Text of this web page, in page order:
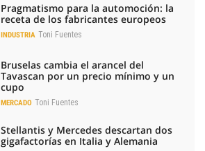
Pragmatismo para la automoción: la
receta de los fabricantes europeos
INDUSTRIA Toni Fuentes
Bruselas cambia el arancel del
Tavascan por un precio mínimo y un
cupo
MERCADO Toni Fuentes
Stellantis y Mercedes descartan dos
gigafactorías en Italia y Alemania